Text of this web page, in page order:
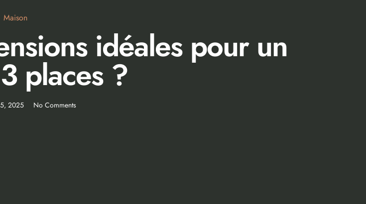
Maison
idéales pour un
places ?
2025 No Comments